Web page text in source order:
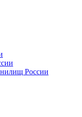
России